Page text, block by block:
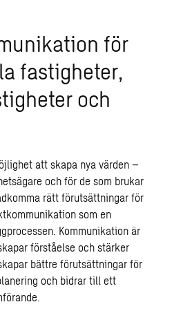
för
fastigheter,
och
att skapa nya värden –
och för de som brukar
rätt förutsättningar för
som en
Kommunikation är
förståelse och stärker
bättre förutsättningar för
och bidrar till ett